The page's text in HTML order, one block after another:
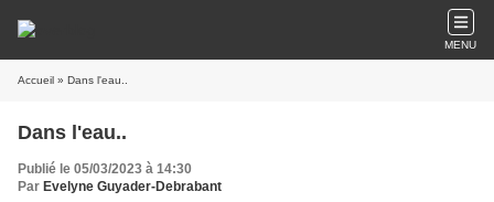
MENU
Accueil » Dans l'eau..
Dans l'eau..
Publié le 05/03/2023 à 14:30
Par Evelyne Guyader-Debrabant